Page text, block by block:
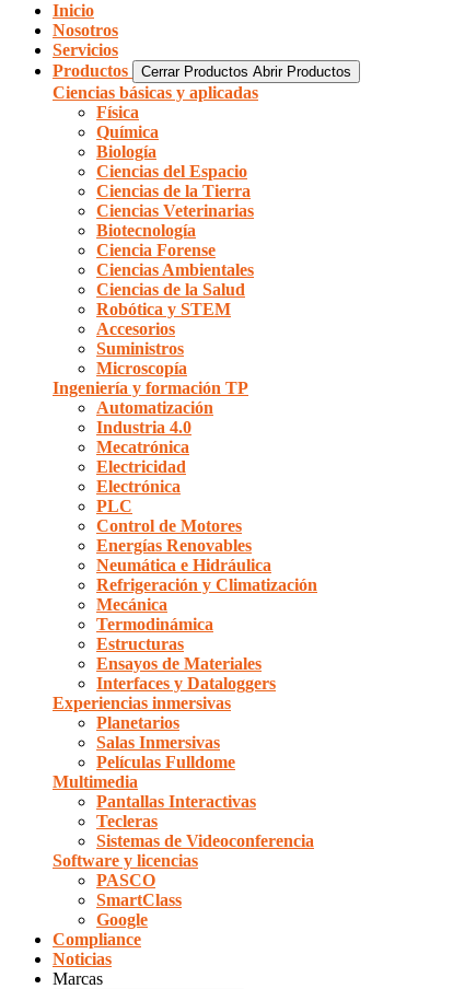
Inicio
Nosotros
Servicios
Productos
Cerrar Productos Abrir Productos
Ciencias básicas y aplicadas
Física
Química
Biología
Ciencias del Espacio
Ciencias de la Tierra
Ciencias Veterinarias
Biotecnología
Ciencia Forense
Ciencias Ambientales
Ciencias de la Salud
Robótica y STEM
Accesorios
Suministros
Microscopía
Ingeniería y formación TP
Automatización
Industria 4.0
Mecatrónica
Electricidad
Electrónica
PLC
Control de Motores
Energías Renovables
Neumática e Hidráulica
Refrigeración y Climatización
Mecánica
Termodinámica
Estructuras
Ensayos de Materiales
Interfaces y Dataloggers
Experiencias inmersivas
Planetarios
Salas Inmersivas
Películas Fulldome
Multimedia
Pantallas Interactivas
Tecleras
Sistemas de Videoconferencia
Software y licencias
PASCO
SmartClass
Google
Compliance
Noticias
Marcas